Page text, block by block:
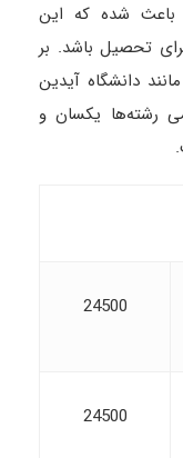
باعث شده که این
تحصیل باشد. بر
دانشگاه آیدین
رشته‌ها یکسان و
24500
24500